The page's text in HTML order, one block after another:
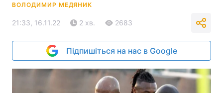
ВОЛОДИМИР МЕДЯНИК
21:33, 16.11.22 2 хв. 2683
Підпишіться на нас в Google